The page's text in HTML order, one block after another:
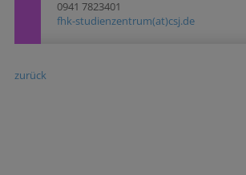
0941 7823401
fhk-studienzentrum(at)csj.de
zurück